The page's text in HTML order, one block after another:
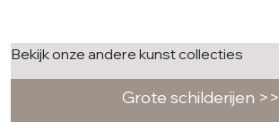
Bekijk onze andere kunst collecties
Grote schilderijen >>